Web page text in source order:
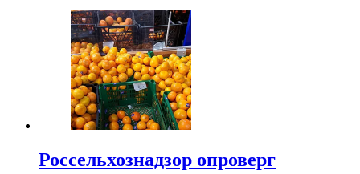
Россельхознадзор опроверг